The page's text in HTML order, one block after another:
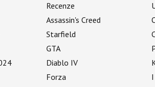
Recenze
Assassin's Creed
Starfield
GTA
Diablo IV
Forza